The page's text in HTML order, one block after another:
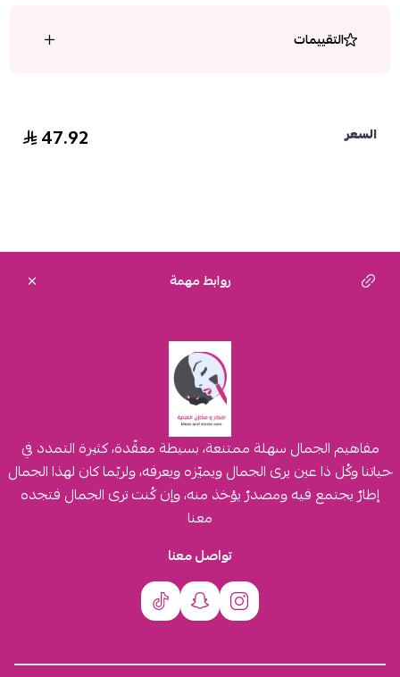
التقييمات
السعر 47.92
روابط مهمة
مفاهيم الجمال سهلة ممتنعة، بسيطة معقّدة، كثيرة التمدد في
حياتنا وكُل ذا عين يرى الجمال ويميّزه ويعرفه، ولربّما كان لهذا الجمال
إطارٌ يجتمع فيه ومصدرٌ يؤخذ منه، وإن كُنت ترى الجمال فتجده
معنا
تواصل معنا